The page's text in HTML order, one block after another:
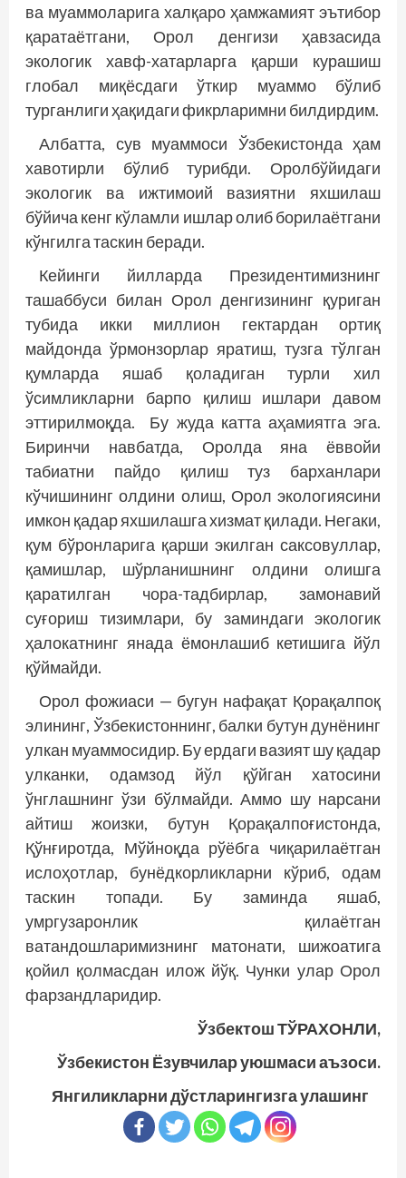
ва муаммоларига халқаро ҳамжамият эътибор
қаратаётгани, Орол денгизи ҳавзасида
экологик хавф-хатарларга қарши курашиш
глобал миқёсдаги ўткир муаммо бўлиб
турганлиги ҳақидаги фикрларимни билдирдим.
Албатта, сув муаммоси Ўзбекистонда ҳам
хавотирли бўлиб турибди. Оролбўйидаги
экологик ва ижтимоий вазиятни яхшилаш
бўйича кенг кўламли ишлар олиб борилаётгани
кўнгилга таскин беради.
Кейинги йилларда Президентимизнинг
ташаббуси билан Орол денгизининг қуриган
тубида икки миллион гектардан ортиқ
майдонда ўрмонзорлар яратиш, тузга тўлган
қумларда яшаб қоладиган турли хил
ўсимликларни барпо қилиш ишлари давом
эттирилмоқда. Бу жуда катта аҳамиятга эга.
Биринчи навбатда, Оролда яна ёввойи
табиатни пайдо қилиш туз барханлари
кўчишининг олдини олиш, Орол экологиясини
имкон қадар яхшилашга хизмат қилади. Негаки,
қум бўронларига қарши экилган саксовуллар,
қамишлар, шўрланишнинг олдини олишга
қаратилган чора-тадбирлар, замонавий
суғориш тизимлари, бу заминдаги экологик
ҳалокатнинг янада ёмонлашиб кетишига йўл
қўймайди.
Орол фожиаси — бугун нафақат Қорақалпоқ
элининг, Ўзбекистоннинг, балки бутун дунёнинг
улкан муаммосидир. Бу ердаги вазият шу қадар
улканки, одамзод йўл қўйган хатосини
ўнглашнинг ўзи бўлмайди. Аммо шу нарсани
айтиш жоизки, бутун Қорақалпоғистонда,
Қўнғиротда, Мўйноқда рўёбга чиқарилаётган
ислоҳотлар, ­бунёдкорликларни кўриб, одам
таскин топади. Бу заминда яшаб,
умргузаронлик қилаётган
ватандошларимизнинг матонати, шижоатига
қойил қолмасдан илож йўқ. Чунки улар Орол
фарзандларидир.
Ўзбектош ТЎРАХОНЛИ,
Ўзбекистон Ёзувчилар уюшмаси аъзоси.
Янгиликларни дўстларингизга улашинг